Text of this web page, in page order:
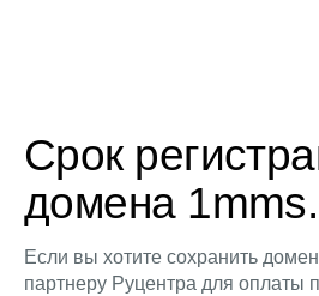
Срок
домена
Если вы хотите сохранить
партнеру Руцентра для оплаты